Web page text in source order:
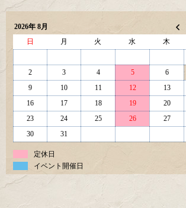
2026年 8月
日
月 火 水 木
2
3 4 5 6
9
10 11 12 13
16
17 18 19 20
23
24 25 26 27
30
31
定休日
イベント開催日